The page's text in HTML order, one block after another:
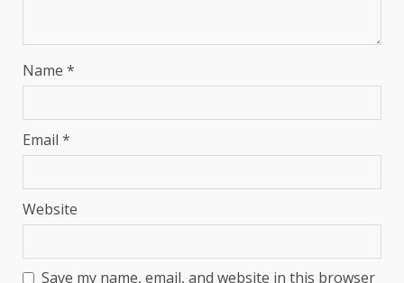
Name *
Email *
Website
Save my name, email, and website in this browser